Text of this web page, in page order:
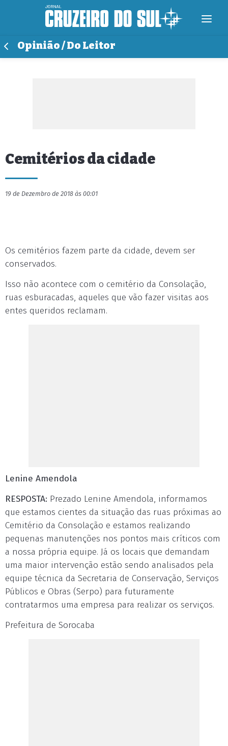
Opinião / Do Leitor
Cemitérios da cidade
19 de Dezembro de 2018 às 00:01
Os cemitérios fazem parte da cidade, devem ser
conservados.
Isso não acontece com o cemitério da Consolação,
ruas esburacadas, aqueles que vão fazer visitas aos
entes queridos reclamam.
Lenine Amendola
RESPOSTA: Prezado Lenine Amendola, informamos
que estamos cientes da situação das ruas próximas ao
Cemitério da Consolação e estamos realizando
pequenas manutenções nos pontos mais críticos com
a nossa própria equipe. Já os locais que demandam
uma maior intervenção estão sendo analisados pela
equipe técnica da Secretaria de Conservação, Serviços
Públicos e Obras (Serpo) para futuramente
contratarmos uma empresa para realizar os serviços.
Prefeitura de Sorocaba